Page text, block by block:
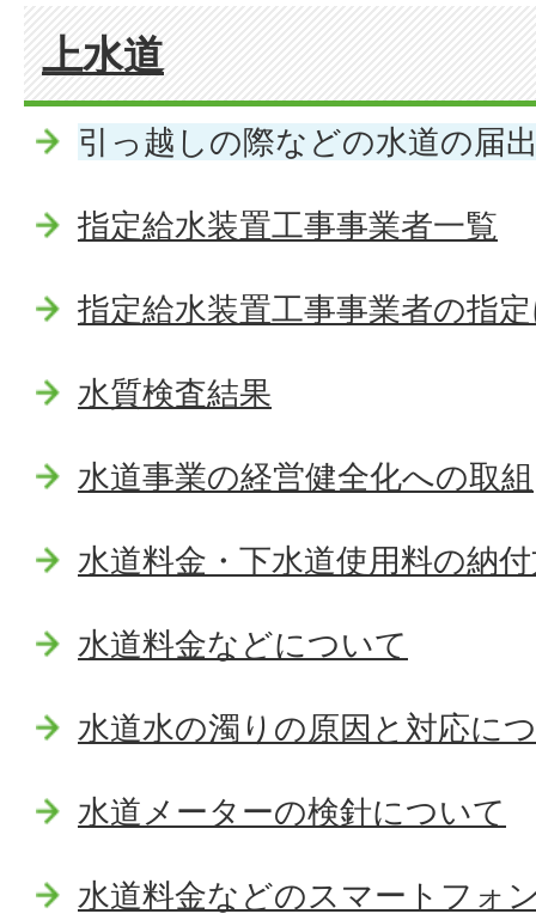
上水道
引っ越しの際などの水道の届
指定給水装置工事事業者一覧
指定給水装置工事事業者の指
水質検査結果
水道事業の経営健全化への取組
水道料金・下水道使用料の納
水道料金などについて
水道水の濁りの原因と対応に
水道メーターの検針について
水道料金などのスマートフォ